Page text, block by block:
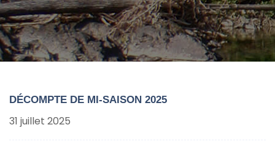
DÉCOMPTE DE MI-SAISON 2025
31 juillet 2025